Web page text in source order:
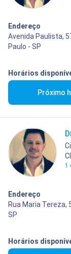
Endereço
Avenida Paulista,
Paulo - SP
Horários
Próximo
1
Endereço
Rua Maria Tereza,
SP
Horários